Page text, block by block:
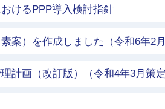
けるPPP導入検討指針
案）を作成しました（令和6年2月
計画（改訂版）（令和4年3月策定